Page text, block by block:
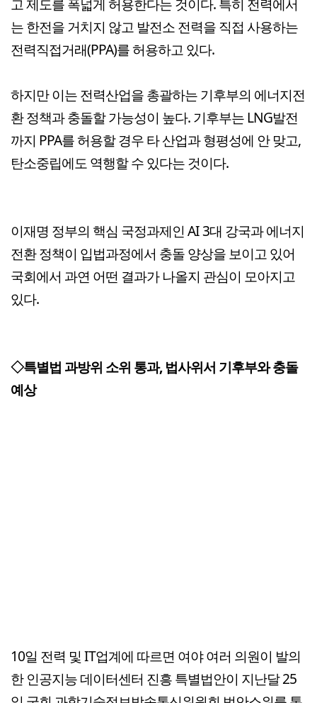
고 제도를 폭넓게 허용한다는 것이다. 특히 전력에서
는 한전을 거치지 않고 발전소 전력을 직접 사용하는
전력직접거래(PPA)를 허용하고 있다.
하지만 이는 전력산업을 총괄하는 기후부의 에너지전
환 정책과 충돌할 가능성이 높다. 기후부는 LNG발전
까지 PPA를 허용할 경우 타 산업과 형평성에 안 맞고,
탄소중립에도 역행할 수 있다는 것이다.
이재명 정부의 핵심 국정과제인 AI 3대 강국과 에너지
전환 정책이 입법과정에서 충돌 양상을 보이고 있어
국회에서 과연 어떤 결과가 나올지 관심이 모아지고
있다.
◇특별법 과방위 소위 통과, 법사위서 기후부와 충돌
예상
10일 전력 및 IT업계에 따르면 여야 여러 의원이 발의
한 인공지능 데이터센터 진흥 특별법안이 지난달 25